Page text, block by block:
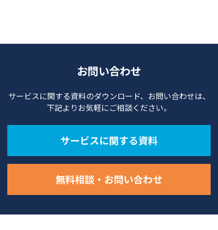
お問い合わせ
サービスに関する資料のダウンロード、お問い合わせは、
下記よりお気軽にご相談ください。
サービスに関する資料
無料相談・お問い合わせ